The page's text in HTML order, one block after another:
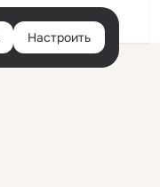
Настроить